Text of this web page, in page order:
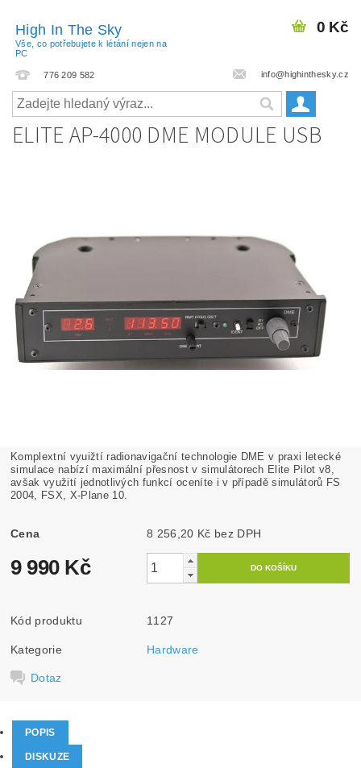
High In The Sky
Vše, co potřebujete k létání nejen na
PC
776 209 582 info@highinthesky.cz
0 Kč
ELITE AP-4000 DME MODULE USB
Komplextní vyuižtí radionavigační technologie DME v praxi letecké
simulace nabízí maximální přesnost v simulátorech Elite Pilot v8,
avšak využití jednotlivých funkcí oceníte i v případě simulátorů FS
2004, FSX, X-Plane 10.
Cena 8 256,20 Kč bez DPH
9 990 Kč
Kód produktu 1127
Kategorie Hardware
Dotaz
POPIS
DISKUZE